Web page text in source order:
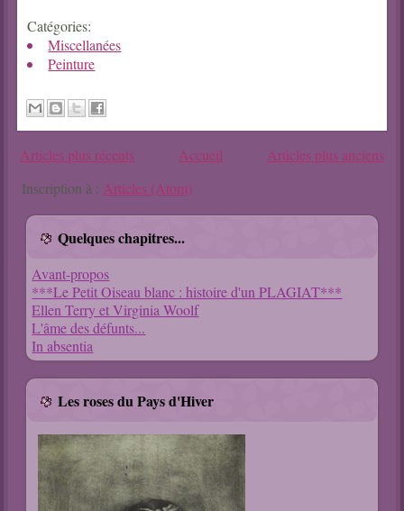
Catégories:
Miscellanées
Peinture
Articles plus récents Articles plus anciens
Accueil
Inscription à : Articles (Atom)
Quelques chapitres...
Avant-propos
***Le Petit Oiseau blanc : histoire d'un PLAGIAT***
Ellen Terry et Virginia Woolf
L'âme des défunts...
In absentia
Les roses du Pays d'Hiver